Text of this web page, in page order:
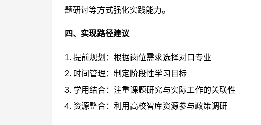
题研讨等方式强化实践能力。
四、实现路径建议
1. 提前规划：根据岗位需求选择对口专业
2. 时间管理：制定阶段性学习目标
3. 学用结合：注重课题研究与实际工作的关联性
4. 资源整合：利用高校智库资源参与政策调研